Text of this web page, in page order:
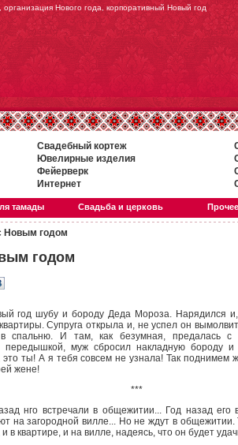
Нового года, корпоративный Новый год
Свадебный кортеж
Ювелирные изделия
Фейерверк
Интернет
тамады Свадьба и церковь Прочее
Новым годом
годом
год шубу и бороду Деда Мороза. Нарядился
Супруга открыла и, не успел он
спальню. И там, как безумная, предалась
передышкой, муж сбросил накладную
ты! А я тебя совсем не узнала! Так поднимем
жене!
***
нго встречали в общежитии... Год назад его
на загородной вилле... Но не ждут в
в квартире, и на вилле, надеясь, что он будет